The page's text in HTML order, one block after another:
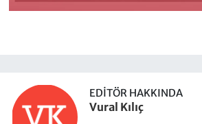
EDITÖR HAKKINDA
Vural Kılıç